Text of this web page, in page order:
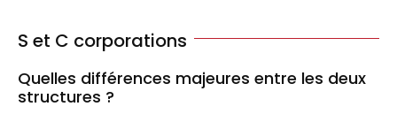
S et C corporations
Quelles différences majeures entre les deux
structures ?